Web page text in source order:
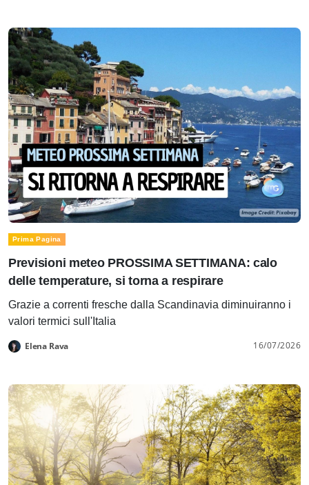
Prima Pagina
Previsioni meteo PROSSIMA SETTIMANA: calo
delle temperature, si torna a respirare
Grazie a correnti fresche dalla Scandinavia diminuiranno i
valori termici sull'Italia
Elena Rava 16/07/2026